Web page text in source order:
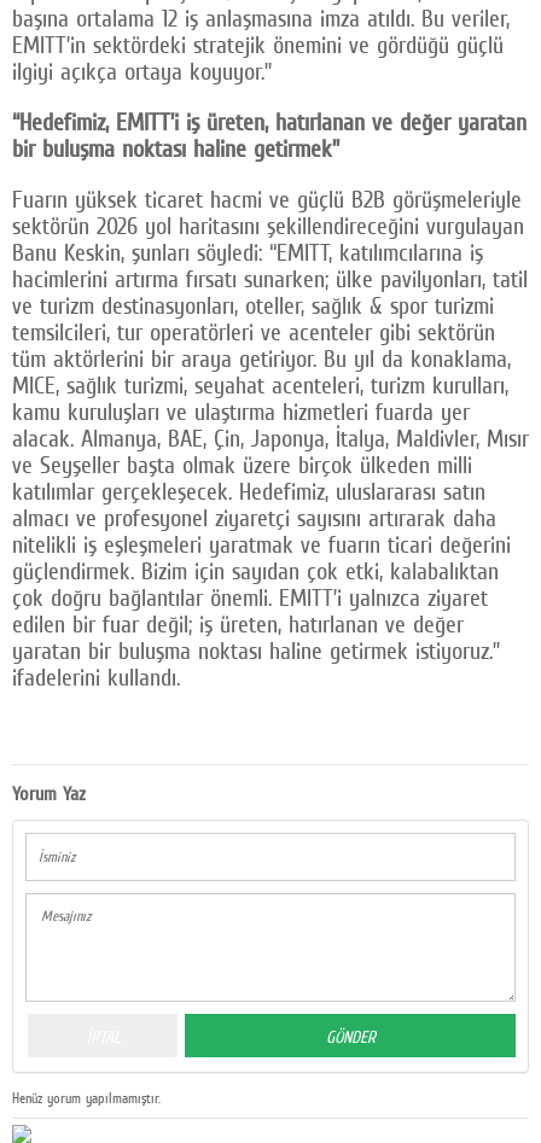
başına ortalama 12 iş anlaşmasına imza atıldı. Bu veriler,
EMITT’in sektördeki stratejik önemini ve gördüğü güçlü
ilgiyi açıkça ortaya koyuyor.”
“Hedefimiz, EMITT’i iş üreten, hatırlanan ve değer yaratan
bir buluşma noktası haline getirmek”
Fuarın yüksek ticaret hacmi ve güçlü B2B görüşmeleriyle
sektörün 2026 yol haritasını şekillendireceğini vurgulayan
Banu Keskin, şunları söyledi: “EMITT, katılımcılarına iş
hacimlerini artırma fırsatı sunarken; ülke pavilyonları, tatil
ve turizm destinasyonları, oteller, sağlık & spor turizmi
temsilcileri, tur operatörleri ve acenteler gibi sektörün
tüm aktörlerini bir araya getiriyor. Bu yıl da konaklama,
MICE, sağlık turizmi, seyahat acenteleri, turizm kurulları,
kamu kuruluşları ve ulaştırma hizmetleri fuarda yer
alacak. Almanya, BAE, Çin, Japonya, İtalya, Maldivler, Mısır
ve Seyşeller başta olmak üzere birçok ülkeden milli
katılımlar gerçekleşecek. Hedefimiz, uluslararası satın
almacı ve profesyonel ziyaretçi sayısını artırarak daha
nitelikli iş eşleşmeleri yaratmak ve fuarın ticari değerini
güçlendirmek. Bizim için sayıdan çok etki, kalabalıktan
çok doğru bağlantılar önemli. EMITT’i yalnızca ziyaret
edilen bir fuar değil; iş üreten, hatırlanan ve değer
yaratan bir buluşma noktası haline getirmek istiyoruz.”
ifadelerini kullandı.
Yorum Yaz
Henüz yorum yapılmamıştır.